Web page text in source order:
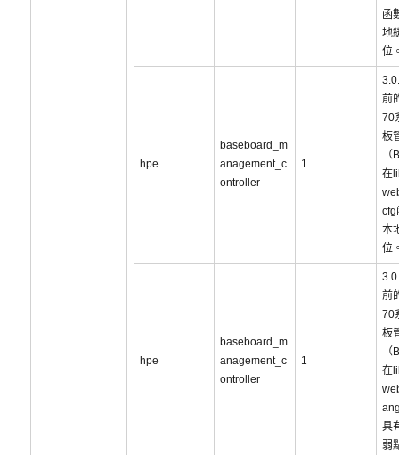
函
地
位
hpe
baseboard_m
anagement_c
ontroller
1
前
70
板
在
cfg
本
位
hpe
baseboard_m
anagement_c
ontroller
1
前
70
板
在
具
弱